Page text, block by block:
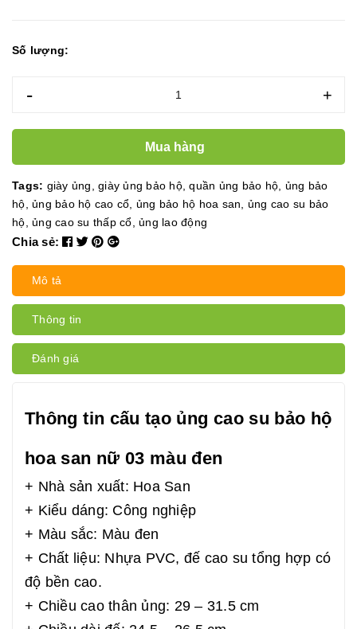
Số lượng:
- +
Mua hàng
Tags: giày ủng giày ủng bảo hộ,quần ủng bảo hộ ủng bảo
hộ ủng bảo hộ cao cổ ủng bảo hộ hoa san
ủng cao su bảo
hộ ủng cao su thấp cổ ủng lao động
Chia sẻ:
Mô tả
Thông tin
Đánh giá
Thông tin cấu tạo ủng cao su bảo hộ
hoa san nữ 03 màu đen
+ Nhà sản xuất: Hoa San
+ Kiểu dáng: Công nghiệp
+ Màu sắc: Màu đen
+ Chất liệu: Nhựa PVC, đế cao su tổng hợp có
độ bền cao.
+ Chiều cao thân ủng: 29 – 31.5 cm